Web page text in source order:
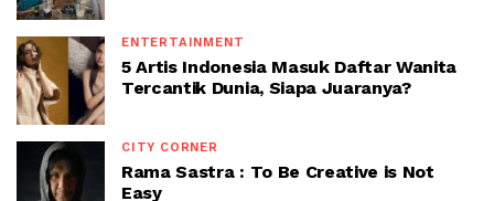
ENTERTAINMENT
5 Artis Indonesia Masuk Daftar Wanita
Tercantik Dunia, Siapa Juaranya?
CITY CORNER
Rama Sastra : To Be Creative is Not
Easy